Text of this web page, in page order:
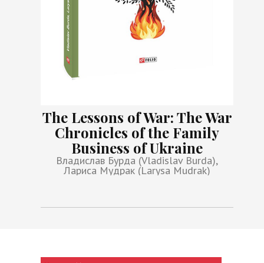
The Lessons of War: The War
Chronicles of the Family
Business of Ukraine
Владислав Бурда (Vladislav Burda),
Лариса Мудрак (Larysa Mudrak)